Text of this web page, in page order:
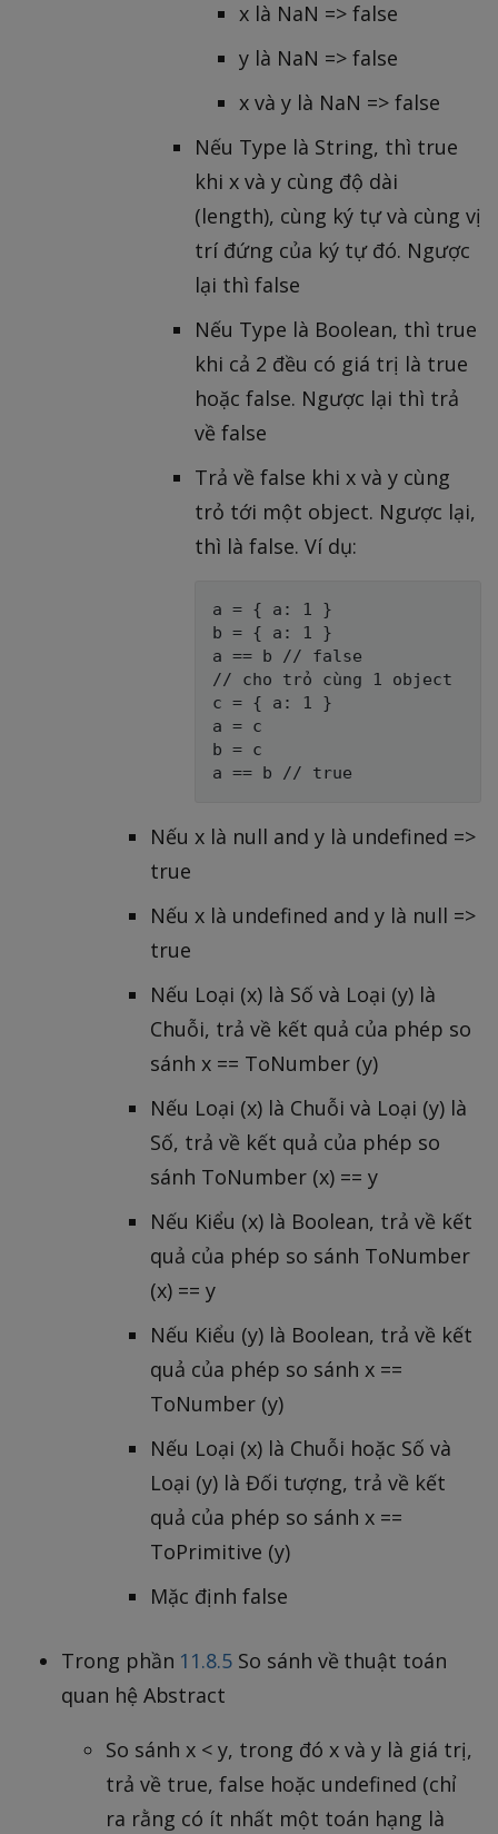
x là NaN => false
y là NaN => false
x và y là NaN => false
Nếu Type là String, thì true
khi x và y cùng độ dài
(length), cùng ký tự và cùng vị
trí đứng của ký tự đó. Ngược
lại thì false
Nếu Type là Boolean, thì true
khi cả 2 đều có giá trị là true
hoặc false. Ngược lại thì trả
về false
Trả về false khi x và y cùng
trỏ tới một object. Ngược lại,
thì là false. Ví dụ:
a = { a: 1 }
b = { a: 1 }
a == b // false
// cho trỏ cùng 1 object
c = { a: 1 }
a = c
b = c
Nếu x là null and y là undefined =>
true
Nếu x là undefined and y là null =>
true
Nếu Loại (x) là Số và Loại (y) là
Chuỗi, trả về kết quả của phép so
sánh x == ToNumber (y)
Nếu Loại (x) là Chuỗi và Loại (y) là
Số, trả về kết quả của phép so
sánh ToNumber (x) == y
Nếu Kiểu (x) là Boolean, trả về kết
quả của phép so sánh ToNumber
(x) == y
Nếu Kiểu (y) là Boolean, trả về kết
quả của phép so sánh x ==
ToNumber (y)
Nếu Loại (x) là Chuỗi hoặc Số và
Loại (y) là Đối tượng, trả về kết
quả của phép so sánh x ==
ToPrimitive (y)
Mặc định false
Trong phần 11.8.5 So sánh về thuật toán
quan hệ Abstract
So sánh x < y, trong đó x và y là giá trị,
trả về true, false hoặc undefined (chỉ
ra rằng có ít nhất một toán hạng là